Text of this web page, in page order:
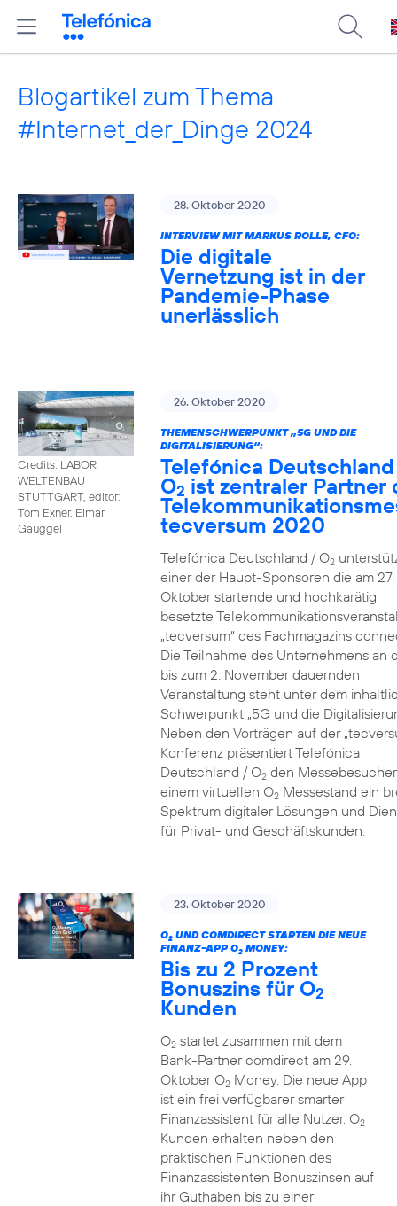
Blogartikel zum Thema
#Internet_der_Dinge 2024
28. Oktober 2020
INTERVIEW MIT MARKUS ROLLE, CFO:
Die digitale
Vernetzung ist in der
Pandemie-Phase
unerlässlich
Credits: LABOR
WELTENBAU
STUTTGART, editor:
Tom Exner, Elmar
Gauggel
26. Oktober 2020
THEMENSCHWERPUNKT „5G UND DIE
DIGITALISIERUNG“:
Telefónica
O2 ist zentraler Partner
tecversum 2020
Telefónica Deutschland / O2
einer der Haupt-Sponsoren die am 27.
Oktober startende und hochkarätig
besetzte
„tecversum“ des Fachmagazins
Die Teilnahme des Unternehmens an
bis zum 2. November dauernden
Veranstaltung steht unter dem
Schwerpunkt „5G und die
Neben den Vorträgen auf der
Konferenz präsentiert Telefónica
Deutschland / O2den
einem virtuellen O2Messestand ein
Spektrum digitaler Lösungen und
für Privat- und Geschäftskunden.
23. Oktober 2020
O2UND COMDIRECT STARTEN DIE NEUE
FINANZ-APP O2MONEY:
Bis zu 2 Prozent
Bonuszins für O2
Kunden
O2startet zusammen mit dem
Bank-Partner comdirect am 29.
Oktober O2Money. Die neue App
ist ein frei verfügbarer smarter
Finanzassistent für alle Nutzer. O2
Kunden erhalten neben den
praktischen Funktionen des
Finanzassistenten Bonuszinsen auf
ihr Guthaben bis zu einer